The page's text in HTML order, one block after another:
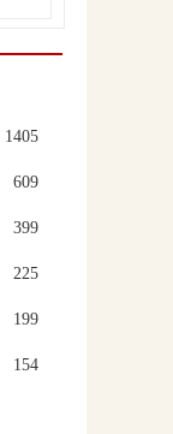
1405
609
399
225
199
154